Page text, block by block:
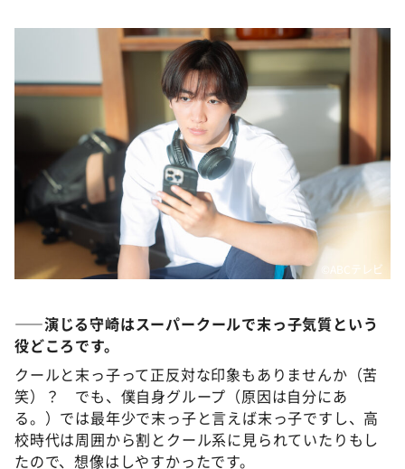
©️ABCテレビ
――演じる守崎はスーパークールで末っ子気質という
役どころです。
クールと末っ子って正反対な印象もありませんか（苦
笑）？ でも、僕自身グループ（原因は自分にあ
る。）では最年少で末っ子と言えば末っ子ですし、高
校時代は周囲から割とクール系に見られていたりもし
たので、想像はしやすかったです。